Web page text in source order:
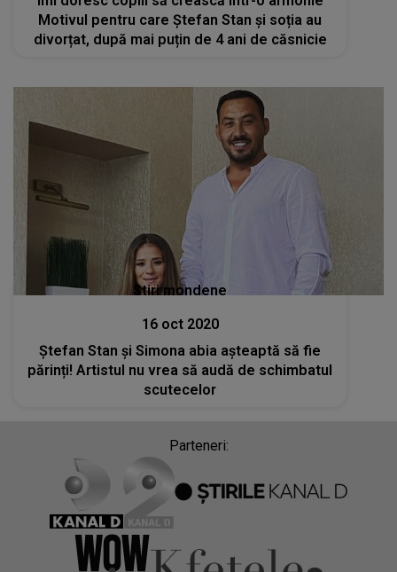
Motivul pentru care Ștefan Stan și soția au
divorțat, după mai puțin de 4 ani de căsnicie
Stiri mondene
16 oct 2020
Ștefan Stan și Simona abia așteaptă să fie
părinți! Artistul nu vrea să audă de schimbatul
scutecelor
Parteneri: